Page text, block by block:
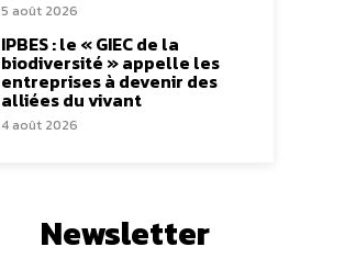
5 août 2026
IPBES : le « GIEC de la
biodiversité » appelle les
entreprises à devenir des
alliées du vivant
4 août 2026
Newsletter